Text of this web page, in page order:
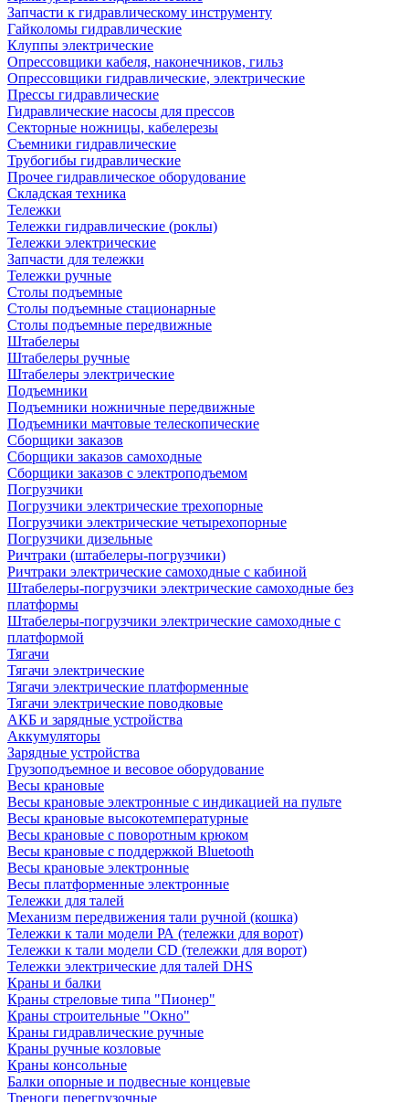
Запчасти к гидравлическому инструменту
Гайколомы гидравлические
Клуппы электрические
Опрессовщики кабеля, наконечников, гильз
Опрессовщики гидравлические, электрические
Прессы гидравлические
Гидравлические насосы для прессов
Секторные ножницы, кабелерезы
Съемники гидравлические
Трубогибы гидравлические
Прочее гидравлическое оборудование
Складская техника
Тележки
Тележки гидравлические (роклы)
Тележки электрические
Запчасти для тележки
Тележки ручные
Столы подъемные
Столы подъемные стационарные
Столы подъемные передвижные
Штабелеры
Штабелеры ручные
Штабелеры электрические
Подъемники
Подъемники ножничные передвижные
Подъемники мачтовые телескопические
Сборщики заказов
Сборщики заказов самоходные
Сборщики заказов с электроподъемом
Погрузчики
Погрузчики электрические трехопорные
Погрузчики электрические четырехопорные
Погрузчики дизельные
Ричтраки (штабелеры-погрузчики)
Ричтраки электрические самоходные с кабиной
Штабелеры-погрузчики электрические самоходные без
платформы
Штабелеры-погрузчики электрические самоходные с
платформой
Тягачи
Тягачи электрические
Тягачи электрические платформенные
Тягачи электрические поводковые
АКБ и зарядные устройства
Аккумуляторы
Зарядные устройства
Грузоподъемное и весовое оборудование
Весы крановые
Весы крановые электронные с индикацией на пульте
Весы крановые высокотемпературные
Весы крановые с поворотным крюком
Весы крановые с поддержкой Bluetooth
Весы крановые электронные
Весы платформенные электронные
Тележки для талей
Механизм передвижения тали ручной (кошка)
Тележки к тали модели РА (тележки для ворот)
Тележки к тали модели CD (тележки для ворот)
Тележки электрические для талей DHS
Краны и балки
Краны стреловые типа "Пионер"
Краны строительные "Окно"
Краны гидравлические ручные
Краны ручные козловые
Краны консольные
Балки опорные и подвесные концевые
Треноги перегрузочные